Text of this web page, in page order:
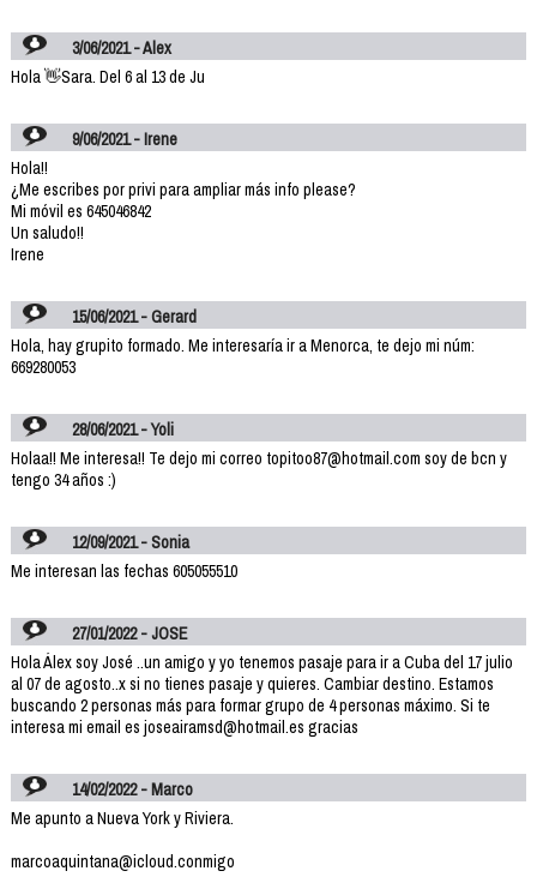
3/06/2021 - Alex
Hola 👋Sara. Del 6 al 13 de Ju
9/06/2021 - Irene
Hola!!
¿Me escribes por privi para ampliar más info please?
Mi móvil es 645046842
Un saludo!!
Irene
15/06/2021 - Gerard
Hola, hay grupito formado. Me interesaría ir a Menorca, te dejo mi núm:
669280053
28/06/2021 - Yoli
Holaa!! Me interesa!! Te dejo mi correo topitoo87@hotmail.com soy de bcn y
tengo 34 años :)
12/09/2021 - Sonia
Me interesan las fechas 605055510
27/01/2022 - JOSE
Hola Álex soy José ..un amigo y yo tenemos pasaje para ir a Cuba del 17 julio
al 07 de agosto..x si no tienes pasaje y quieres. Cambiar destino. Estamos
buscando 2 personas más para formar grupo de 4 personas máximo. Si te
interesa mi email es joseairamsd@hotmail.es gracias
14/02/2022 - Marco
Me apunto a Nueva York y Riviera.
marcoaquintana@icloud.conmigo